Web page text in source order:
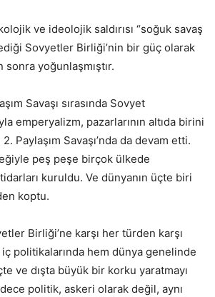
ve ideolojik saldırısı “soğuk savaş
Sovyetler Birliği’nin bir güç olarak
sonra yoğunlaşmıştır.
Savaşı sırasında Sovyet
emperyalizm, pazarlarının altıda birini
Paylaşım Savaşı’nda da devam etti.
peş peşe birçok ülkede
kuruldu. Ve dünyanın üçte biri
koptu.
Birliği’ne karşı her türden karşı
iç politikalarında hem dünya genelinde
ve dışta büyük bir korku yaratmayı
politik, askeri olarak değil, aynı